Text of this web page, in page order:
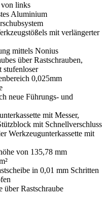
links
Aluminium
mit verlängerter
mittels Nonius
über Rastschrauben,
stufenloser
0,025mm
neue Führungs- und
mit Messer,
mit Schnellverschluss
Werkzeugunterkassette mit
von 135,78 mm
in 0,01 mm Schritten
Rastschraube